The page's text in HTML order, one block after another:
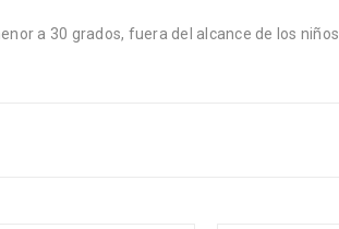
a 30 grados, fuera del alcance de los niños.